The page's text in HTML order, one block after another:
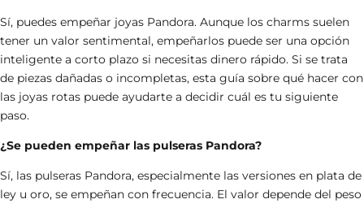
Sí, puedes empeñar joyas Pandora. Aunque los charms suelen
tener un valor sentimental, empeñarlos puede ser una opción
inteligente a corto plazo si necesitas dinero rápido. Si se trata
de piezas dañadas o incompletas, esta guía sobre qué hacer con
las joyas rotas puede ayudarte a decidir cuál es tu siguiente
paso.
¿Se pueden empeñar las pulseras Pandora?
Sí, las pulseras Pandora, especialmente las versiones en plata de
ley u oro, se empeñan con frecuencia. El valor depende del peso